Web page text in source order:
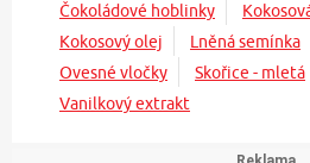
Čokoládové hoblinky
Kokosový olej
Lněná semínka
Ovesné vločky
Skořice - mletá
Vanilkový extrakt